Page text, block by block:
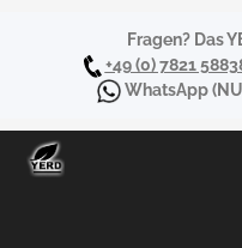
Fragen? Das
+49 (0) 7821
WhatsApp